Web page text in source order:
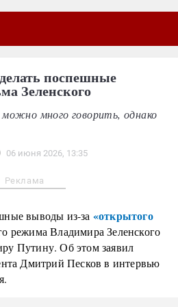
поспешные
Зеленского
много говорить, однако
06 июня 2026, 13:35
Реклама
выводы из-за «открытого
режима Владимира Зеленского
Путину. Об этом заявил
Дмитрий Песков в интервью